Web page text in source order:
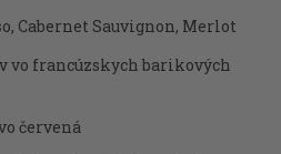
Cabernet Sauvignon, Merlot
vo francúzskych barikových
červená